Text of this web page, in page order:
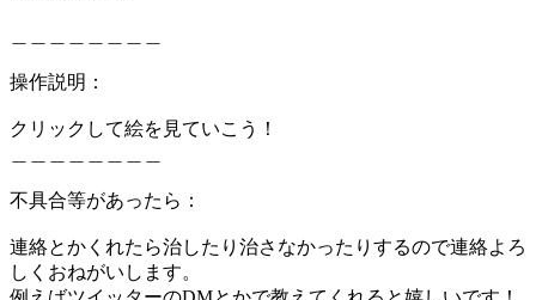
操作説明：
クリックして絵を見ていこう！
不具合等があったら：
連絡とかくれたら治したり治さなかったりするので連絡よろ
しくおねがいします。